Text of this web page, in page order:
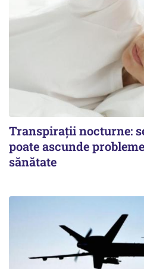
Transpirații nocturne:
poate ascunde
sănătate